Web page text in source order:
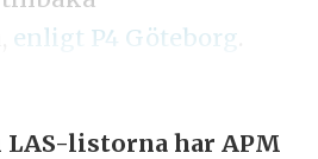
enligt P4 Göteborg
LAS-listorna har APM